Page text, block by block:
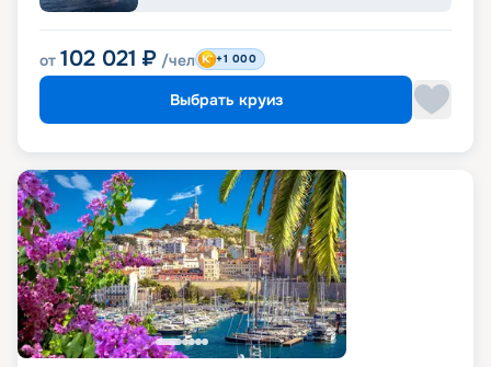
от 102 021 ₽ /чел +1 000
Выбрать круиз